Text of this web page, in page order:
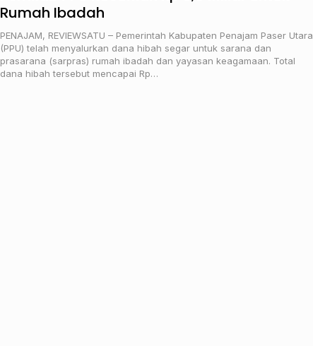
Rumah Ibadah
PENAJAM, REVIEWSATU – Pemerintah Kabupaten Penajam Paser Utara
(PPU) telah menyalurkan dana hibah segar untuk sarana dan
prasarana (sarpras) rumah ibadah dan yayasan keagamaan. Total
dana hibah tersebut mencapai Rp…